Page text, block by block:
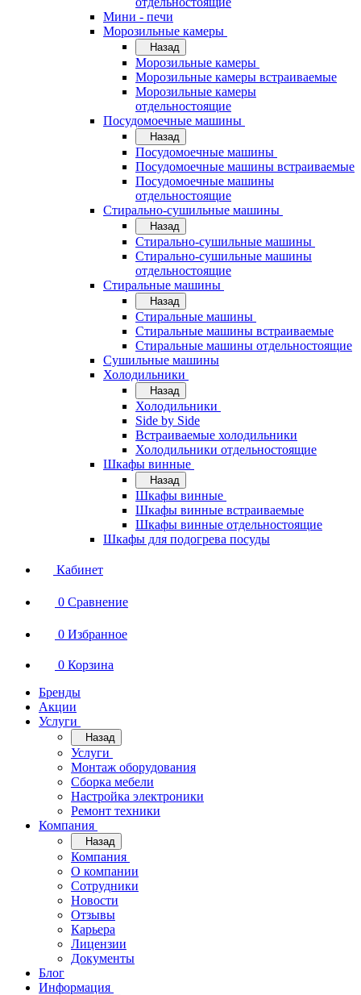
Мини - печи
Морозильные камеры
Назад
Морозильные камеры
Морозильные камеры встраиваемые
Морозильные камеры
отдельностоящие
Посудомоечные машины
Назад
Посудомоечные машины
Посудомоечные машины встраиваемые
Посудомоечные машины
отдельностоящие
Стирально-сушильные машины
Назад
Стирально-сушильные машины
Стирально-сушильные машины
отдельностоящие
Стиральные машины
Назад
Стиральные машины
Стиральные машины встраиваемые
Стиральные машины отдельностоящие
Сушильные машины
Холодильники
Назад
Холодильники
Side by Side
Встраиваемые холодильники
Холодильники отдельностоящие
Шкафы винные
Назад
Шкафы винные
Шкафы винные встраиваемые
Шкафы винные отдельностоящие
Шкафы для подогрева посуды
Кабинет
0 Сравнение
0 Избранное
0 Корзина
Бренды
Акции
Услуги
Назад
Услуги
Монтаж оборудования
Сборка мебели
Настройка электроники
Ремонт техники
Компания
Назад
Компания
О компании
Сотрудники
Новости
Отзывы
Карьера
Лицензии
Документы
Блог
Информация